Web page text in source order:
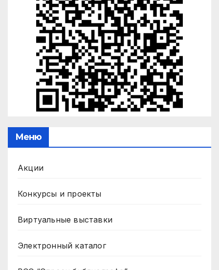
Меню
Акции
Конкурсы и проекты
Виртуальные выставки
Электронный каталог